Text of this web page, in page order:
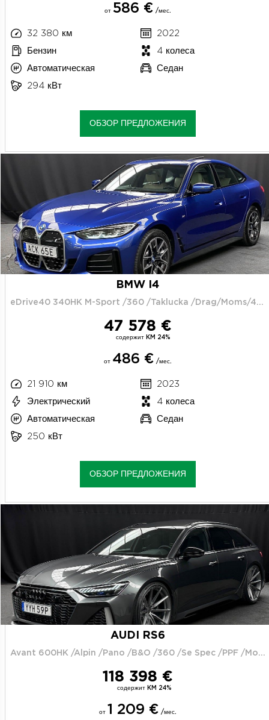
от 586 € /мес.
32 380 км
2022
Бензин
4 колеса
Автоматическая
Седан
294 кВт
ОБЗОР ПРЕДЛОЖЕНИЯ
BMW I4
eDrive40 340HK M-Sport /360 /Taklucka /Drag/Moms/4.95%
47 578 €
содержит KM 24%
от 486 € /мес.
21 910 км
2023
Электрический
4 колеса
Автоматическая
Седан
250 кВт
ОБЗОР ПРЕДЛОЖЕНИЯ
AUDI RS6
Avant 600HK /Alpin /Pano /B&O /360 /Se Spec /PPF /Moms
118 398 €
содержит KM 24%
от 1 209 € /мес.